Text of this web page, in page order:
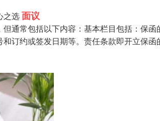
之选面议
通常包括以下内容：基本栏目包括：保
订约或签发日期等。责任条款即开立保